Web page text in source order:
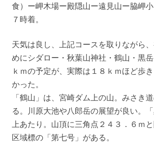
食）ー岬木場ー殿隠山ー遠見山ー脇岬
７時着。
天気は良し、上記コースを取りながら
めにシダロー・秋葉山神社・鶴山・黒
ｋｍの予定が、実際は１８ｋｍほど歩
かった。
「鶴山」は、宮崎ダム上の山。みさき
る。川原大池や八郎岳の展望が良い。
上あたり。山頂に三角点２４３．６ｍ
区域標の「第七号」がある。